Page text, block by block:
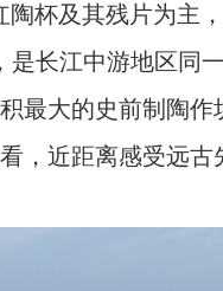
陶杯及其残片为主
是长江中游地区同
最大的史前制陶作
，近距离感受远古